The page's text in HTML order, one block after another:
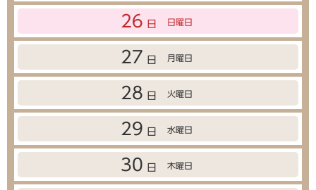
26 日 日曜日
27 日 月曜日
28 日 火曜日
29 日 水曜日
30 日 木曜日